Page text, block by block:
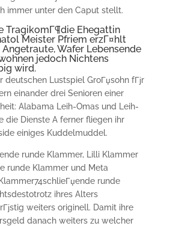
immer unter den Caput stellt.
TragikomГ¶die Ehegattin
Meister Pfriem erzГ¤hlt
Angetraute, Wafer Lebensende
jedoch Nichtens
wird.
deutschen Lustspiel GroГџsohn fГјr
einander drei Senioren einer
Alabama Leih-Omas und Leih-
die Dienste A ferner fliegen ihr
einiges Kuddelmuddel.
runde Klammer, Lilli Klammer
runde Klammer und Meta
runde
ihres Alters
weiters originell. Damit ihre
danach weiters zu welcher